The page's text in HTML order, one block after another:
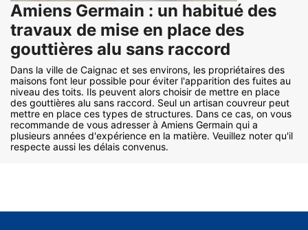
Amiens Germain : un habitué des
travaux de mise en place des
gouttières alu sans raccord
Dans la ville de Caignac et ses environs, les propriétaires des
maisons font leur possible pour éviter l'apparition des fuites au
niveau des toits. Ils peuvent alors choisir de mettre en place
des gouttières alu sans raccord. Seul un artisan couvreur peut
mettre en place ces types de structures. Dans ce cas, on vous
recommande de vous adresser à Amiens Germain qui a
plusieurs années d'expérience en la matière. Veuillez noter qu'il
respecte aussi les délais convenus.